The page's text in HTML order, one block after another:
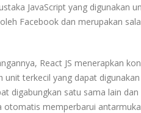
JavaScript yang digunakan
oleh Facebook dan merupakan
React JS menerapkan
unit terkecil yang dapat digunakan
digabungkan satu sama lain dan
otomatis memperbarui antarmuka